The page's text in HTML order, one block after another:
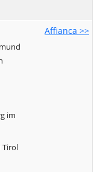
Affianca >>
im
Tirol